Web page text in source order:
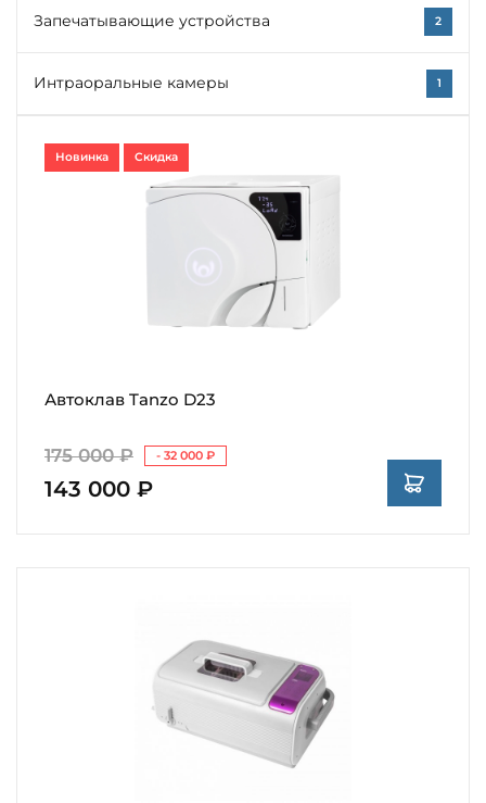
Запечатывающие устройства 2
Интраоральные камеры 1
Автоклав Tanzo D23
175 000 ₽ - 32 000 ₽
143 000 ₽
Новинка Скидка